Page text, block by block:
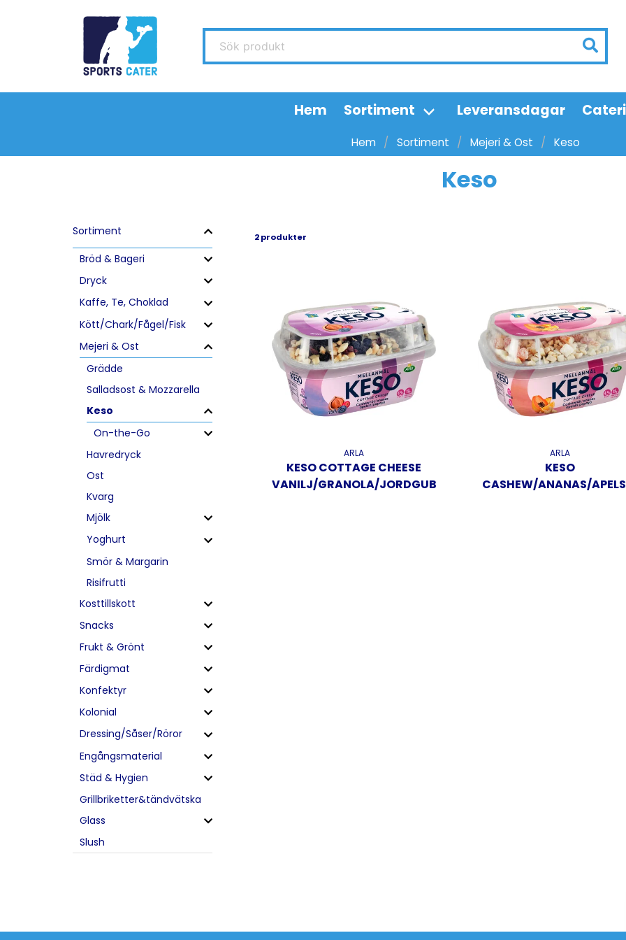
Sök produkt
Hem Sortiment Leveransdagar
Hem Sortiment Mejeri & Ost Keso
Keso
Sortiment
Bröd & Bageri
Dryck
Kaffe, Te, Choklad
Kött/Chark/Fågel/Fisk
Mejeri & Ost
Grädde
Salladsost & Mozzarella
Keso
On-the-Go
Havredryck
Ost
Kvarg
Mjölk
Yoghurt
Smör & Margarin
Risifrutti
Kosttillskott
Snacks
Frukt & Grönt
Färdigmat
Konfektyr
Kolonial
Dressing/Såser/Röror
Engångsmaterial
Städ & Hygien
Grillbriketter&tändvätska
Glass
Slush
2 produkter
ARLA
KESO COTTAGE CHEESE
VANILJ/GRANOLA/JORDGUBB
ARLA
KESO
CASHEW/ANANAS/